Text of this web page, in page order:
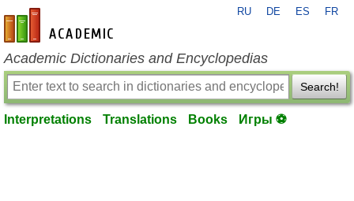
en-academic.com
RU DE ES FR
Academic Dictionaries and Encyclopedias
Search!
Interpretations Translations Books Игры ⚽